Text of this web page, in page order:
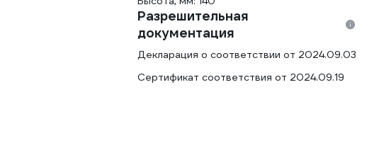
Разрешительная
документация
Декларация о соответствии от 2024.09.03
Сертификат соответствия от 2024.09.19